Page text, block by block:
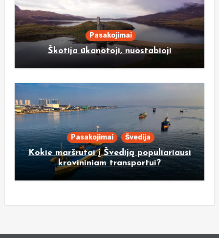
Pasakojimai
Škotija ūkanotoji, nuostabioji
Pasakojimai Švedija
Kokie maršrutai į Švediją populiariausi
krovininiam transportui?